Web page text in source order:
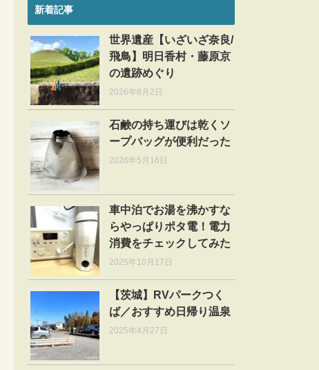
新着記事
世界遺産【いざいざ奈良/
飛鳥】明日香村・藤原京
の遺跡めぐり
2026年8月2日
石鹸の持ち運びは乾くソ
ープバッグが便利だった
2026年5月16日
車中泊でお湯を沸かすな
らやっぱりポタ電！電力
消費をチェックしてみた
2025年10月17日
【茨城】RVパークつく
ば／おすすめ日帰り温泉
2025年4月27日